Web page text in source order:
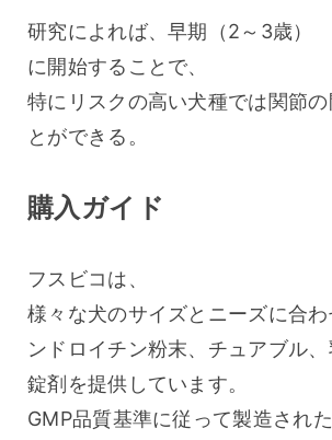
研究によれば、早期（2～3歳）
に開始することで、
特にリスクの高い犬種では関節の
とができる。
購入ガイド
フスビコは、
様々な犬のサイズとニーズに合
ンドロイチン粉末、チュアブル、
錠剤を提供しています。
GMP品質基準に従って製造され